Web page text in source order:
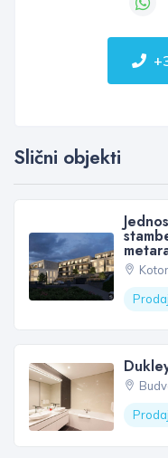
Slični objekti
Kotor